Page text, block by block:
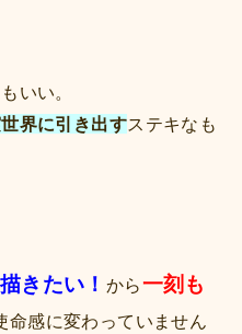
いい。
界に引き出すステキなも
きたい！ から一刻も
命感に変わっていません